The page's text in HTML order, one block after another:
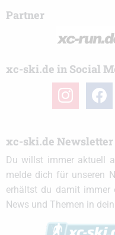
Partner
xc-ski.de in Social
instagram
xc-ski.de
Du willst immer aktuell
melde dich für unseren
erhältst du damit immer
News und Themen in